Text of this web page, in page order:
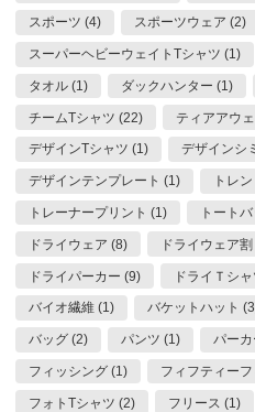
スポーツ (4) スポーツウェア (2)
スーパーヘビーウェイトTシャツ (1)
タオル (1) ダックハンター (1)
チームTシャツ (22) ティアアウ
デザインTシャツ (1) デザインシ
デザインテンプレート (1) トレ
トレーナープリント (1) トート
ドライウェア (8) ドライウェア
ドライパーカー (9) ドライＴシ
バイオ繊維 (1) バケットハット
バッグ (2) パンツ (1) パー
フィッシング (1) フィフティー
フォトTシャツ (2) フリース (1)